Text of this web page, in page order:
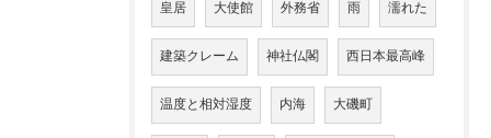
皇居 大使館 外務省 雨 濡れた
建築クレーム 神社仏閣 西日本最高峰
温度と相対湿度 内海 大磯町